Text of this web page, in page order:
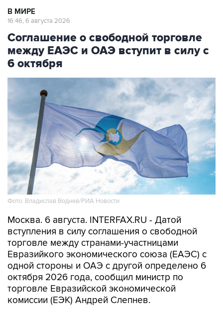
В МИРЕ
16:46, 6 августа 2026
Соглашение о свободной торговле
между ЕАЭС и ОАЭ вступит в силу с
6 октября
Фото: Владислав Воднев/РИА Новости
Москва. 6 августа. INTERFAX.RU - Датой
вступления в силу соглашения о свободной
торговле между странами-участницами
Евразийкого экономического союза (ЕАЭС) с
одной стороны и ОАЭ с другой определено 6
октября 2026 года, сообщил министр по
торговле Евразийской экономической
комиссии (ЕЭК) Андрей Слепнев.